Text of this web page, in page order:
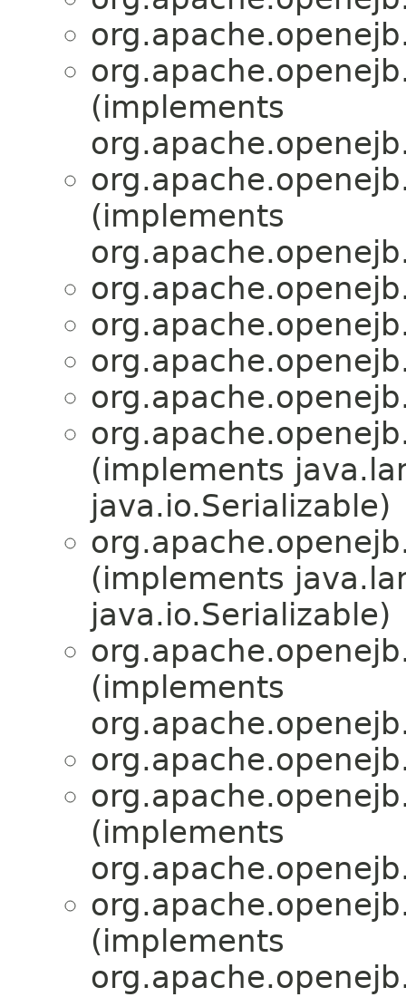
(implements
(implements
(implements
java.io.Serializable)
(implements
java.io.Serializable)
(implements
(implements
(implements